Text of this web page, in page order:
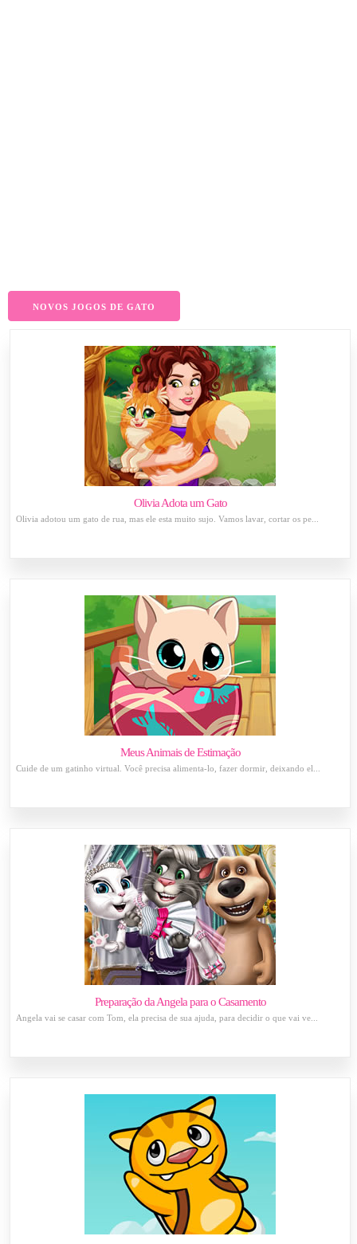
NOVOS JOGOS DE GATO
Olivia Adota um Gato
Olivia adotou um gato de rua, mas ele esta muito sujo. Vamos lavar, cortar os pe...
Meus Animais de Estimação
Cuide de um gatinho virtual. Você precisa alimenta-lo, fazer dormir, deixando el...
Preparação da Angela para o Casamento
Angela vai se casar com Tom, ela precisa de sua ajuda, para decidir o que vai ve...